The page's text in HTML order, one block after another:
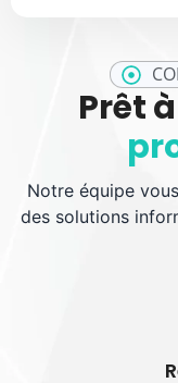
Prêt
Notre équipe
des solutions